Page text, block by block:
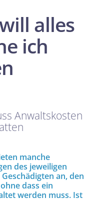
alles
ich
Anwaltskosten
manche
des jeweiligen
an, den
dass ein
werden muss. Ist